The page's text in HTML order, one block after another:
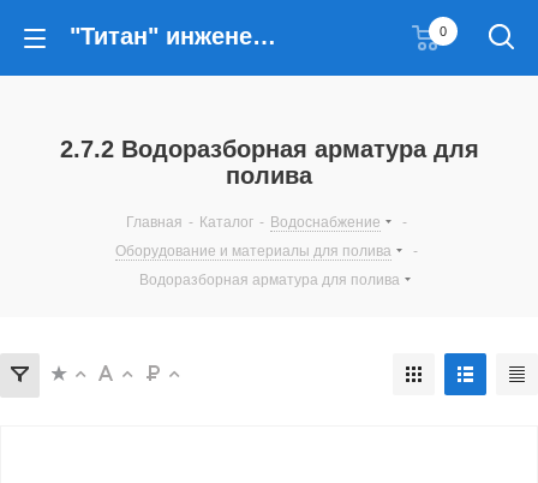
"Титан" инженерные решения 0
2.7.2 Водоразборная арматура для
полива
Главная - Каталог - Водоснабжение
-
Оборудование и материалы для полива
-
Водоразборная арматура для полива